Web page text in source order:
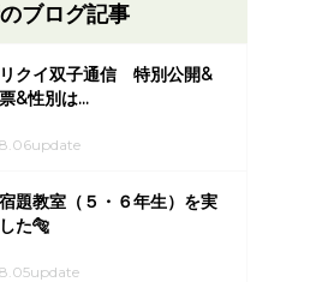
ブログ記事
クイ双子通信 特別公開&
&性別は...
題教室（５・６年生）を実
た🐅